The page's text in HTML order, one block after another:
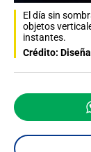
El día sin
objetos
instantes.
Crédito: